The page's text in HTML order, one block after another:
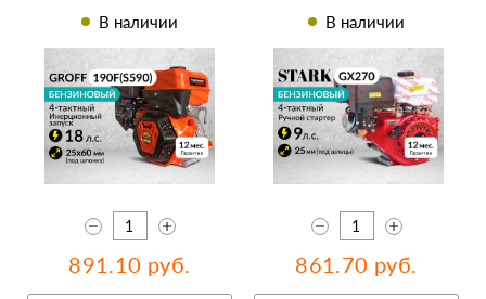
В наличии
891.10 руб.
В наличии
861.70 руб.